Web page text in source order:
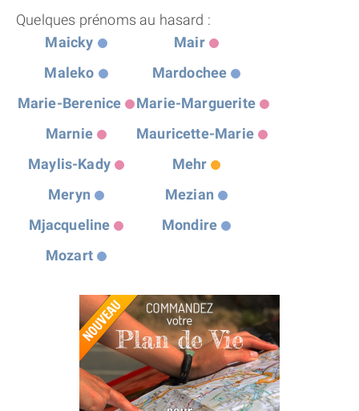
Quelques prénoms au hasard :
Maicky
Mair
Maleko
Mardochee
Marie-Berenice
Marie-Marguerite
Marnie
Mauricette-Marie
Maylis-Kady
Mehr
Meryn
Mezian
Mjacqueline
Mondire
Mozart